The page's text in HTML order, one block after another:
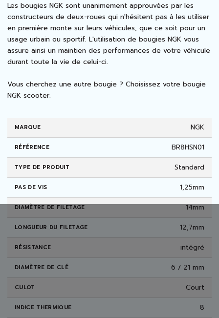
Les bougies NGK sont unanimement approuvées par les
constructeurs de deux-roues qui n'hésitent pas à les utiliser
en première monte sur leurs véhicules, que ce soit pour un
usage urbain ou sportif. L'utilisation de bougies NGK vous
assure ainsi un maintien des performances de votre véhicule
durant toute la vie de celui-ci.
Vous cherchez une autre bougie ? Choisissez votre bougie
NGK scooter.
MARQUE NGK
RÉFÉRENCE BR8HSN01
TYPE DE PRODUIT Standard
PAS DE VIS 1,25mm
DIAMÈTRE DE FILETAGE 14mm
LONGUEUR DU FILETAGE 12,7mm
RÉSISTANCE intégré
DIAMÈTRE DE CLÉ 6 / 21 mm
CULOT Court
INDICE THERMIQUE 8